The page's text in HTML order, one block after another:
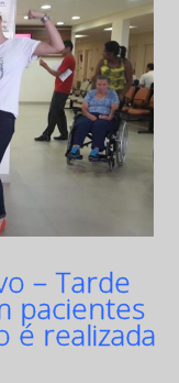
– Tarde
pacientes
é realizada